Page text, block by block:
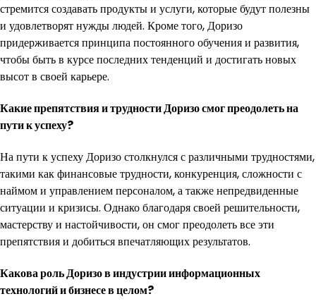
стремится создавать продукты и услуги, которые будут полезны
и удовлетворят нужды людей. Кроме того, Доризо
придерживается принципа постоянного обучения и развития,
чтобы быть в курсе последних тенденций и достигать новых
высот в своей карьере.
Какие препятствия и трудности Доризо смог преодолеть на
пути к успеху?
На пути к успеху Доризо столкнулся с различными трудностями,
такими как финансовые трудности, конкуренция, сложности с
наймом и управлением персоналом, а также непредвиденные
ситуации и кризисы. Однако благодаря своей решительности,
мастерству и настойчивости, он смог преодолеть все эти
препятствия и добиться впечатляющих результатов.
Какова роль Доризо в индустрии информационных
технологий и бизнесе в целом?